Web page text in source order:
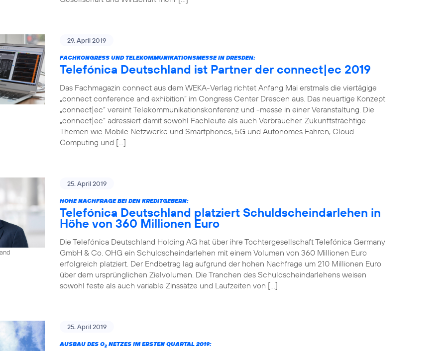
29. April 2019
FACHKONGRESS UND TELEKOMMUNIKATIONSMESSE IN DRESDEN:
Telefónica Deutschland ist Partner der connect|ec 2019
Das Fachmagazin connect aus dem WEKA-Verlag richtet Anfang Mai erstmals die viertägige
„connect conference and exhibition“ im Congress Center Dresden aus. Das neuartige Konzept
„connect|ec“ vereint Telekommunikationskonferenz und -messe in einer Veranstaltung. Die
„connect|ec“ adressiert damit sowohl Fachleute als auch Verbraucher. Zukunftsträchtige
Themen wie Mobile Netzwerke und Smartphones, 5G und Autonomes Fahren, Cloud
Computing und […]
25. April 2019
HOHE NACHFRAGE BEI DEN KREDITGEBERN:
Telefónica Deutschland platziert Schuldscheindarlehen in
Höhe von 360 Millionen Euro
Die Telefónica Deutschland Holding AG hat über ihre Tochtergesellschaft Telefónica Germany
GmbH & Co. OHG ein Schuldscheindarlehen mit einem Volumen von 360 Millionen Euro
erfolgreich platziert. Der Endbetrag lag aufgrund der hohen Nachfrage um 210 Millionen Euro
über dem ursprünglichen Zielvolumen. Die Tranchen des Schuldscheindarlehens weisen
sowohl feste als auch variable Zinssätze und Laufzeiten von […]
25. April 2019
AUSBAU DES O2 NETZES IM ERSTEN QUARTAL 2019: